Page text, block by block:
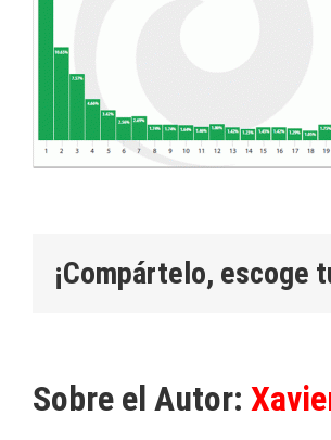
¡Compártelo, escoge
Sobre el Autor: